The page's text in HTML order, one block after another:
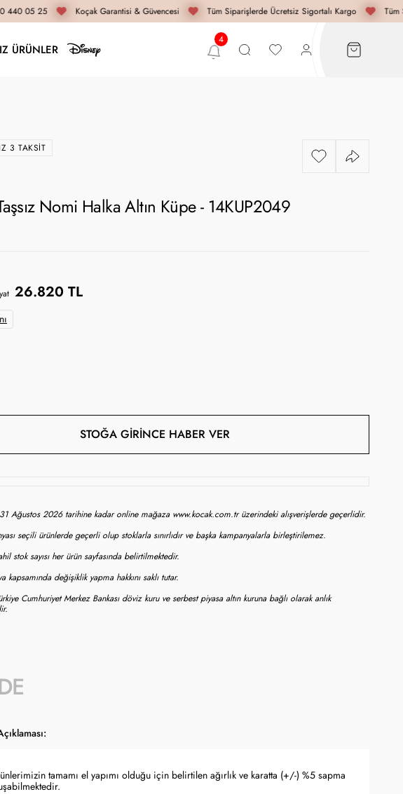
440 05 25 Koçak Garantisi & Güvencesi Tüm Siparişlerde Ücretsiz Sigortalı Kargo Tüm
ÜRÜNLER
3 TAKSIT
Nomi Halka Altın Küpe - 14KUP2049
26.820 TL
STOĞA GIRINCE HABER VER
Ağustos 2026 tarihine kadar online mağaza www.kocak.com.tr üzerindeki alışverişlerde geçerlidir.
seçili ürünlerde geçerli olup stoklarla sınırlıdır ve başka kampanyalarla birleştirilemez.
stok sayısı her ürün sayfasında belirtilmektedir.
kapsamında değişiklik yapma hakkını saklı tutar.
Cumhuriyet Merkez Bankası döviz kuru ve serbest piyasa altın kuruna bağlı olarak anlık
tamamı el yapımı olduğu için belirtilen ağırlık ve karatta (+/-) %5 sapma